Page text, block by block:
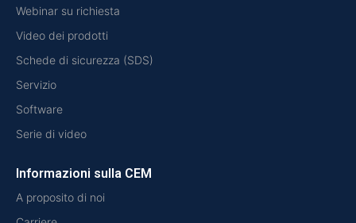
Webinar su richiesta
Video dei prodotti
Schede di sicurezza (SDS)
Servizio
Software
Serie di video
Informazioni sulla CEM
A proposito di noi